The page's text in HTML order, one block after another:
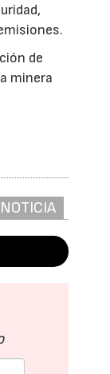
de
minera